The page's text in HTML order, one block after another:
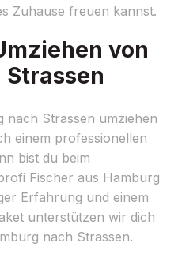
Zuhause freuen kannst.
von
Strassen
nach Strassen umziehen
einem professionellen
bist du beim
Fischer aus Hamburg
Erfahrung und einem
unterstützen wir dich
nach Strassen.